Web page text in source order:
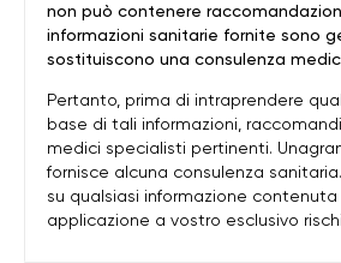
non può contenere
informazioni sanitarie fornite sono
sostituiscono una consulenza
Pertanto, prima di intraprendere
base di tali informazioni,
medici specialisti pertinenti.
fornisce alcuna consulenza
su qualsiasi informazione
applicazione a vostro esclusivo